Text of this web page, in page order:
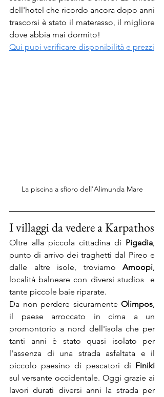
dell'hotel che ricordo ancora dopo anni
trascorsi è stato il materasso, il migliore
dove abbia mai dormito!
Qui puoi verificare disponibilità e prezzi
La piscina a sfioro dell'Alimunda Mare
I villaggi da vedere a Karpathos
Oltre alla piccola cittadina di Pigadia,
punto di arrivo dei traghetti dal Pireo e
dalle altre isole, troviamo Amoopi,
località balneare con diversi studios  e
tante piccole baie riparate.
Da non perdere sicuramente Olimpos,
il paese arroccato in cima a un
promontorio a nord dell'isola che per
tanti anni è stato quasi isolato per
l'assenza di una strada asfaltata e il
piccolo paesino di pescatori di
sul versante occidentale. Oggi grazie ai
lavori durati diversi anni la strada per